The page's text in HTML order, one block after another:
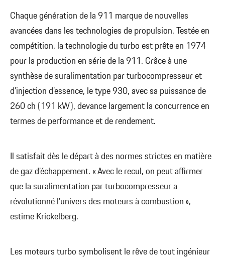
Chaque génération de la 911 marque de nouvelles
avancées dans les technologies de propulsion. Testée en
compétition, la technologie du turbo est prête en 1974
pour la production en série de la 911. Grâce à une
synthèse de suralimentation par turbocompresseur et
d’injection d’essence, le type 930, avec sa puissance de
260 ch (191 kW), devance largement la concurrence en
termes de performance et de rendement.
Il satisfait dès le départ à des normes strictes en matière
de gaz d’échappement. « Avec le recul, on peut affirmer
que la suralimentation par turbocompresseur a
révolutionné l’univers des moteurs à combustion »,
estime Krickelberg.
Les moteurs turbo symbolisent le rêve de tout ingénieur